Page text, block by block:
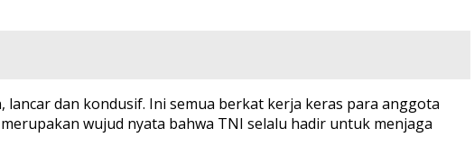
dan kondusif. Ini semua berkat kerja keras para anggota
wujud nyata bahwa TNI selalu hadir untuk menjaga